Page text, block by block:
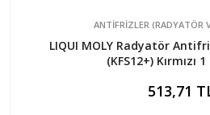
ANTIFRIZLER (RADYATÖR
LIQUI MOLY Radyatör
(KFS12+) Kırmızı
513,71